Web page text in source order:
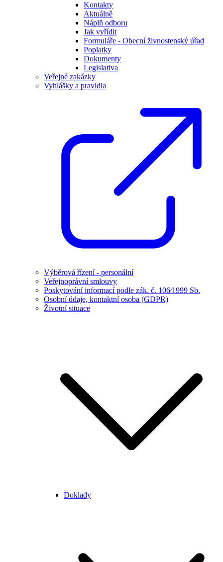
Kontakty
Aktuálně
Náplň odboru
Jak vyřídit
Formuláře - Obecní živnostenský úřad
Poplatky
Dokumenty
Legislativa
Veřejné zakázky
Vyhlášky a pravidla
Výběrová řízení - personální
Veřejnoprávní smlouvy
Poskytování informací podle zák. č. 106⁄1999 Sb.
Osobní údaje, kontaktní osoba (GDPR)
Životní situace
Doklady